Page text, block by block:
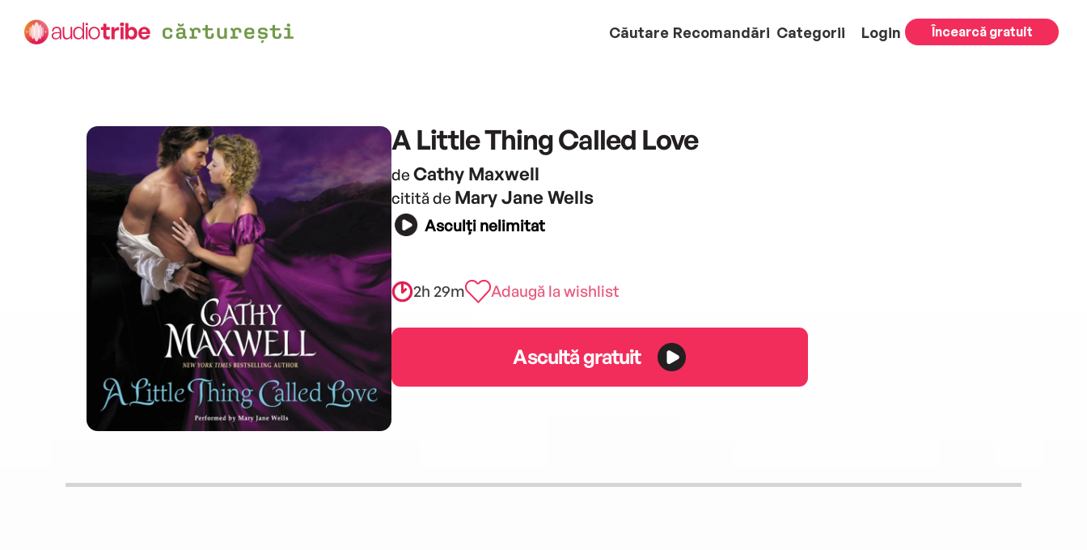
Căutare Recomandări Categorii Login Încearcă gratuit
A Little Thing Called Love
de Cathy Maxwell
citită de Mary Jane Wells
Asculți nelimitat
2h 29m Adaugă la wishlist
Ascultă gratuit